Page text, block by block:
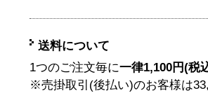
送料について
1つのご注文毎に一律1,100円(税
※売掛取引(後払い)のお客様は